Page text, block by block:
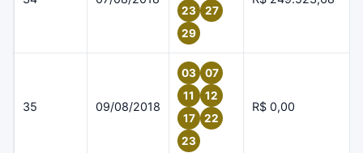
23
27
29
35 09/08/2018
03
07
11
12
17
22
23
R$ 0,00